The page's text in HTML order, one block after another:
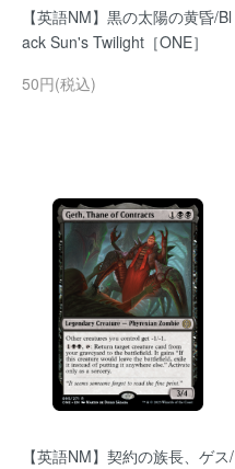
【英語NM】黒の太陽の黄昏/Bl
ack Sun's Twilight［ONE］
50円(税込)
【英語NM】契約の族長、ゲス/